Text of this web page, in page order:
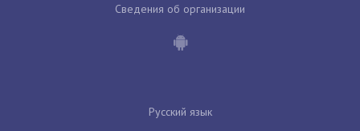
Сведения об организации
Русский язык